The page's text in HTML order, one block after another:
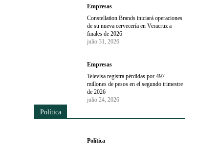
Empresas
Constellation Brands iniciará operaciones
de su nueva cervecería en Veracruz a
finales de 2026
julio 31, 2026
Empresas
Televisa registra pérdidas por 497
millones de pesos en el segundo trimestre
de 2026
julio 24, 2026
Política
Política